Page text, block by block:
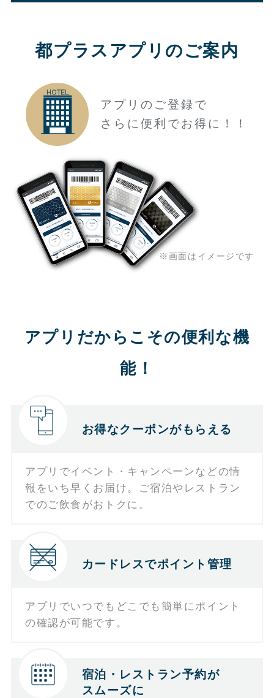
都プラスアプリのご案内
アプリのご登録で
さらに便利でお得に！！
※画面はイメージです
アプリだからこその便利な機
能！
お得なクーポンがもらえる
アプリでイベント・キャンペーンなどの情
報をいち早くお届け。ご宿泊やレストラン
でのご飲食がおトクに。
カードレスでポイント管理
アプリでいつでもどこでも簡単にポイント
の確認が可能です。
宿泊・レストラン予約が
スムーズに